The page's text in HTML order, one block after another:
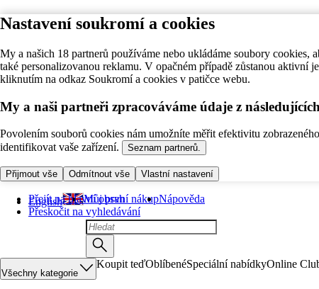
Nastavení soukromí a cookies
My a našich 18 partnerů používáme nebo ukládáme soubory
také personalizovanou reklamu. V opačném případě zůstanou
kliknutím na odkaz Soukromí a cookies v patičce webu.
My a naši partneři zpracováváme údaje z
Povolením souborů cookies nám umožníte měřit efektivitu
identifikovat vaše zařízení.
Seznam partnerů.
Přijmout vše Odmítnout vše Vlastní nastavení
Přejít na hlavní obsah
Přeskočit na vyhledávání
English Můj první nákupNápověda
Všechny kategorie
Koupit teďOblíbenéSpeciální nabídkyOnline